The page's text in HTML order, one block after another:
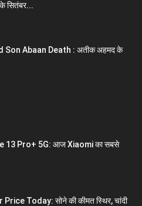
सितंबर...
Son Abaan Death : अतीक अहमद के
13 Pro+ 5G: आज Xiaomi का सबसे
Today: सोने की कीमत स्थिर, चांदी